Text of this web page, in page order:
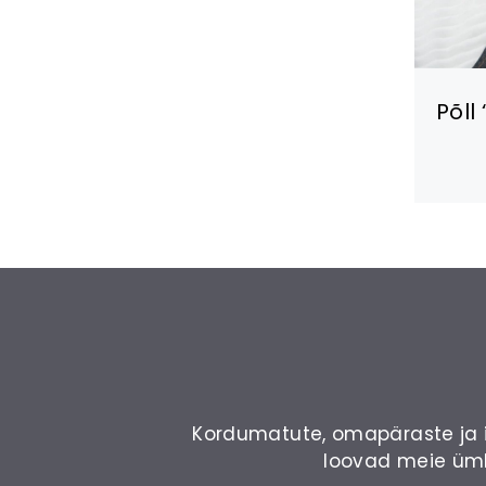
Põll
Kordumatute, omapäraste
loovad meie